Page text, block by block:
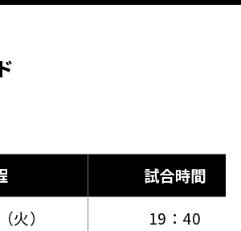
試合時間
火）
19：40